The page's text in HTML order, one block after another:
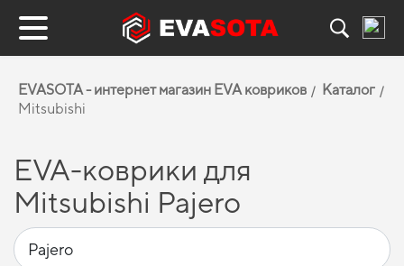
EVASOTA - интернет магазин EVA ковриков
Каталог
Mitsubishi
EVA-коврики для
Mitsubishi Pajero